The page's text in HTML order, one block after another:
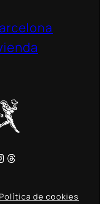
Threads
Política de cookies